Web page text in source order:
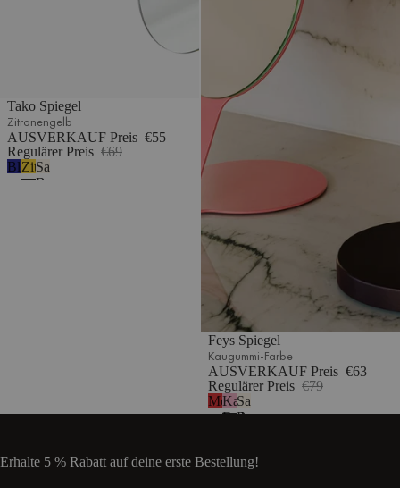
Tako Spiegel
Zitronengelb
AUSVERKAUF Preis €55
Regulärer Preis €69
Blaubeermousse
Zitronengelb
Sand
Beige
Feys Spiegel
Kaugummi-Farbe
AUSVERKAUF Preis €63
Regulärer Preis €79
Mohnenrot
Kaugummi-
Farbe
Sand
Beige
Erhalte 5 % Rabatt auf deine erste Bestellung!